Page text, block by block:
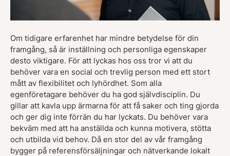
Om tidigare erfarenhet har mindre betydelse för din
framgång, så är inställning och personliga egenskaper
desto viktigare. För att lyckas hos oss tror vi att du
behöver vara en social och trevlig person med ett stort
mått av flexibilitet och lyhördhet. Som alla
egenföretagare behöver du ha god självdisciplin. Du
gillar att kavla upp ärmarna för att få saker och ting gjorda
och ger dig inte förrän du har lyckats. Du behöver vara
bekväm med att ha anställda och kunna motivera, stötta
och utbilda vid behov. Då en stor del av vår framgång
bygger på referensförsäljningar och nätverkande lokalt